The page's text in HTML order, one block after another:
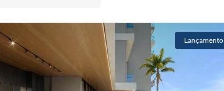
Lançamento